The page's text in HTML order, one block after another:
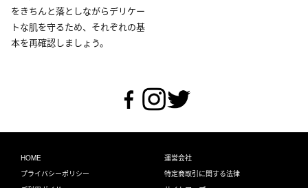
をきちんと落としながらデリケー
トな肌を守るため、それぞれの基
本を再確認しましょう。
HOME
運営会社
プライバシーポリシー
特定商取引に関する法律